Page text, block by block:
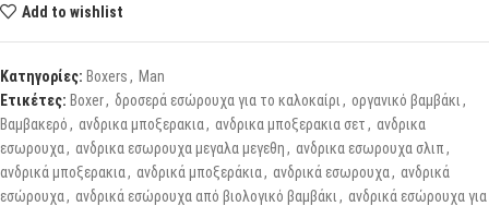
Add to wishlist
Κατηγορίες: Boxers, Man
Ετικέτες: Boxer, δροσερά εσώρουχα για το καλοκαίρι, οργανικό βαμβάκι,
Βαμβακερό, ανδρικα μποξερακια, ανδρικα μποξερακια σετ, ανδρικα
εσωρουχα, ανδρικα εσωρουχα μεγαλα μεγεθη, ανδρικα εσωρουχα σλιπ,
ανδρικά μποξερακια, ανδρικά μποξεράκια, ανδρικά εσωρουχα, ανδρικά
εσώρουχα, ανδρικά εσώρουχα από βιολογικό βαμβάκι, ανδρικά εσώρουχα για